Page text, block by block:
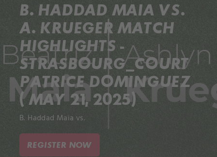
B. HADDAD MAIA VS.
A. KRUEGER MATCH
HIGHLIGHTS -
STRASBOURG_COURT
PATRICE DOMINGUEZ
( MAY 21, 2025)
B. Haddad Maia vs.
REGISTER NOW